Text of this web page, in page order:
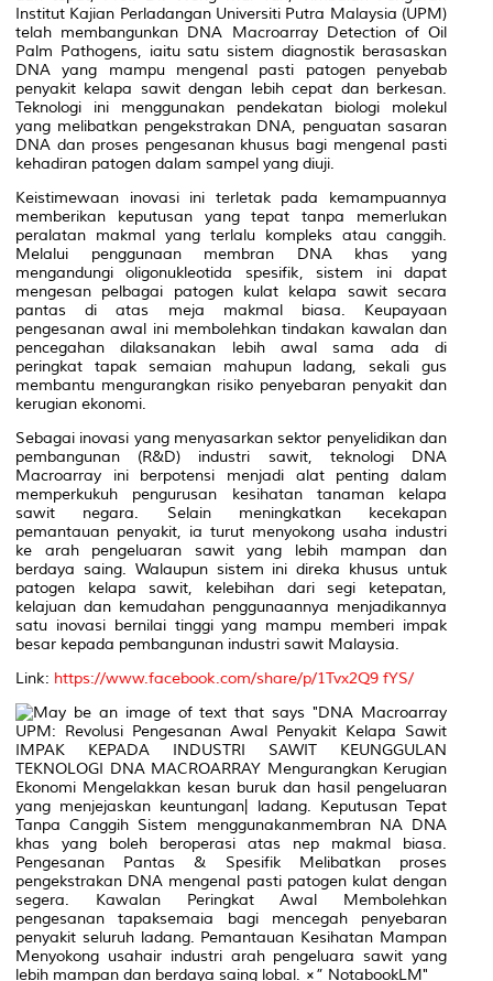
Institut Kajian Perladangan Universiti Putra Malaysia (UPM)
telah membangunkan DNA Macroarray Detection of Oil
Palm Pathogens, iaitu satu sistem diagnostik berasaskan
DNA yang mampu mengenal pasti patogen penyebab
penyakit kelapa sawit dengan lebih cepat dan berkesan.
Teknologi ini menggunakan pendekatan biologi molekul
yang melibatkan pengekstrakan DNA, penguatan sasaran
DNA dan proses pengesanan khusus bagi mengenal pasti
kehadiran patogen dalam sampel yang diuji.
Keistimewaan inovasi ini terletak pada kemampuannya
memberikan keputusan yang tepat tanpa memerlukan
peralatan makmal yang terlalu kompleks atau canggih.
Melalui penggunaan membran DNA khas yang
mengandungi oligonukleotida spesifik, sistem ini dapat
mengesan pelbagai patogen kulat kelapa sawit secara
pantas di atas meja makmal biasa. Keupayaan
pengesanan awal ini membolehkan tindakan kawalan dan
pencegahan dilaksanakan lebih awal sama ada di
peringkat tapak semaian mahupun ladang, sekali gus
membantu mengurangkan risiko penyebaran penyakit dan
kerugian ekonomi.
Sebagai inovasi yang menyasarkan sektor penyelidikan dan
pembangunan (R&D) industri sawit, teknologi DNA
Macroarray ini berpotensi menjadi alat penting dalam
memperkukuh pengurusan kesihatan tanaman kelapa
sawit negara. Selain meningkatkan kecekapan
pemantauan penyakit, ia turut menyokong usaha industri
ke arah pengeluaran sawit yang lebih mampan dan
berdaya saing. Walaupun sistem ini direka khusus untuk
patogen kelapa sawit, kelebihan dari segi ketepatan,
kelajuan dan kemudahan penggunaannya menjadikannya
satu inovasi bernilai tinggi yang mampu memberi impak
besar kepada pembangunan industri sawit Malaysia.
Link: https://www.facebook.com/share/p/1Tvx2Q9 fYS/